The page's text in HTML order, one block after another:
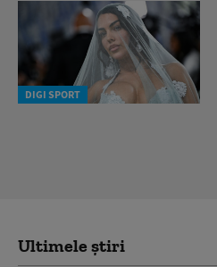
DIGI SPORT
Ultimele știri